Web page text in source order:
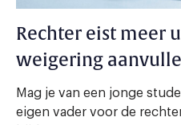
Rechter eist meer
weigering
Mag je van een jonge
eigen vader voor de